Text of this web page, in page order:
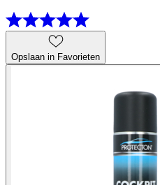
Opslaan in Favorieten